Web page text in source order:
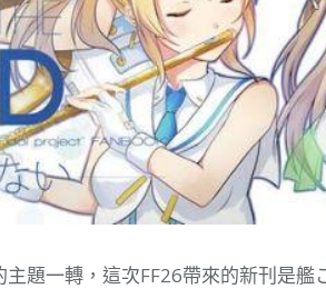
題一轉，這次FF26帶來的新刊是艦